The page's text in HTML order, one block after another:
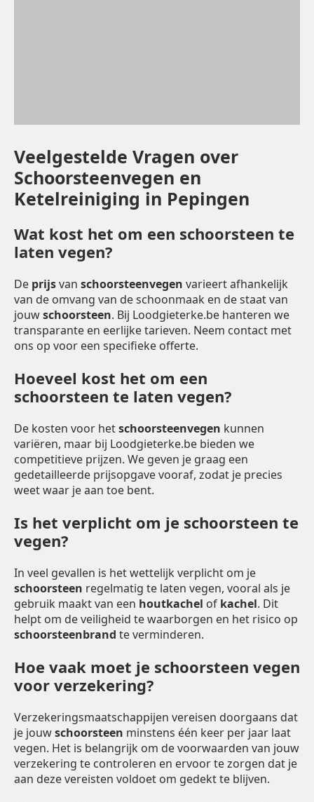
Veelgestelde Vragen over
Schoorsteenvegen en
Ketelreiniging in Pepingen
Wat kost het om een schoorsteen te
laten vegen?
De prijsvan schoorsteenvegen varieert afhankelijk
van de omvang van de schoonmaak en de staat van
jouwschoorsteen. Bij Loodgieterke.be hanteren we
transparante en eerlijke tarieven. Neem contact met
ons op voor een specifieke offerte.
Hoeveel kost het om een
schoorsteen te laten vegen?
De kosten voor hetschoorsteenvegen kunnen
variëren, maar bij Loodgieterke.be bieden we
competitieve prijzen. We geven je graag een
gedetailleerde prijsopgave vooraf, zodat je precies
weet waar je aan toe bent.
Is het verplicht om je schoorsteen te
vegen?
In veel gevallen is het wettelijk verplicht om je
schoorsteen regelmatig te laten vegen, vooral als je
gebruik maakt van een houtkachel of kachel. Dit
helpt om de veiligheid te waarborgen en het risico op
schoorsteenbrand te verminderen.
Hoe vaak moet je schoorsteen vegen
voor verzekering?
Verzekeringsmaatschappijen vereisen doorgaans dat
je jouwschoorsteen minstens één keer per jaar laat
vegen. Het is belangrijk om de voorwaarden van jouw
verzekering te controleren en ervoor te zorgen dat je
aan deze vereisten voldoet om gedekt te blijven.